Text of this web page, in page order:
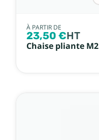
À PARTIR DE
23,50 €HT
Chaise pliante M2